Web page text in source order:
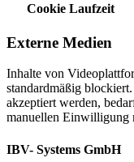
Cookie Laufzeit
Externe Medien
Inhalte von
standardmäßig
akzeptiert werden,
manuellen Einwilligung
IBV- Systems GmbH